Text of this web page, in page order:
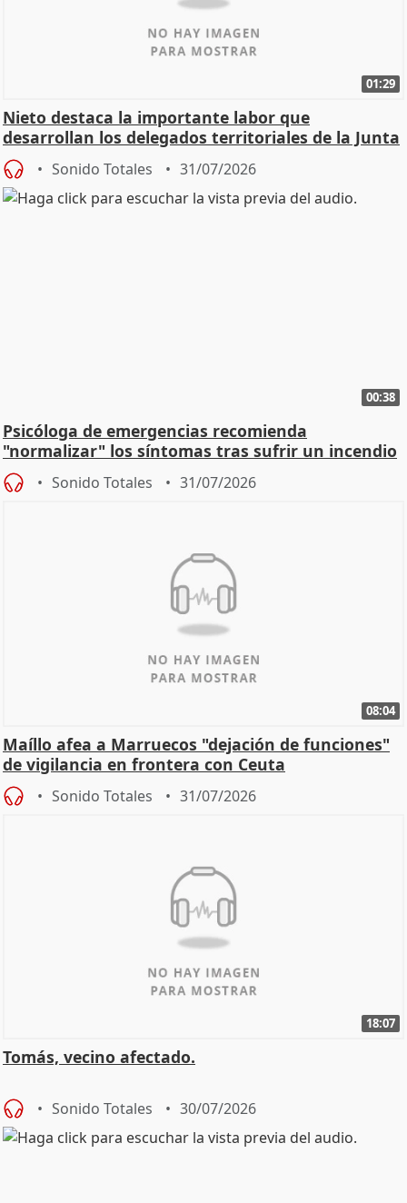
01:29
Nieto destaca la importante labor que
desarrollan los delegados territoriales de la Junta
Sonido Totales 31/07/2026
00:38
Psicóloga de emergencias recomienda
"normalizar" los síntomas tras sufrir un incendio
Sonido Totales 31/07/2026
08:04
Maíllo afea a Marruecos "dejación de funciones"
de vigilancia en frontera con Ceuta
Sonido Totales 31/07/2026
18:07
Tomás, vecino afectado.
Sonido Totales 30/07/2026